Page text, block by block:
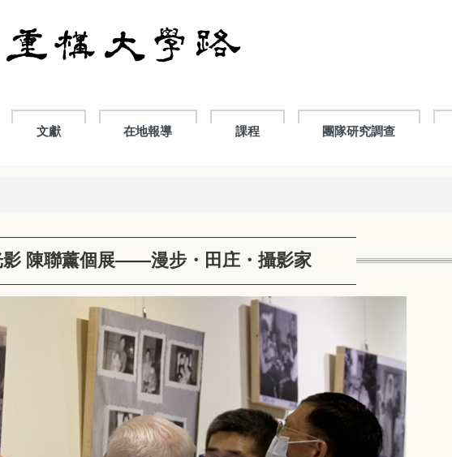
文獻 在地報導 課程 團隊研究調查
影 陳聯薰個展——漫步・田庄・攝影家